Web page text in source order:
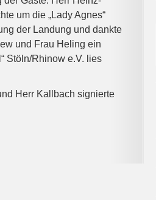
um die „Lady Agnes“
der Landung und dankte
und Frau Heling ein
Stöln/Rhinow e.V. lies
Herr Kallbach signierte